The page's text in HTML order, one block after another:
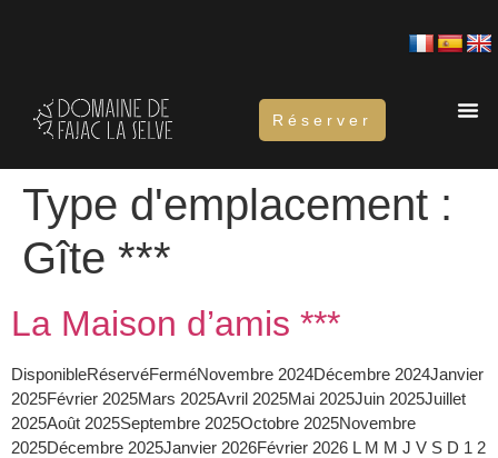
Réserver
Type d'emplacement :
Gîte ***
La Maison d’amis ***
DisponibleRéservéFerméNovembre 2024Décembre 2024Janvier
2025Février 2025Mars 2025Avril 2025Mai 2025Juin 2025Juillet
2025Août 2025Septembre 2025Octobre 2025Novembre
2025Décembre 2025Janvier 2026Février 2026 L M M J V S D 1 2